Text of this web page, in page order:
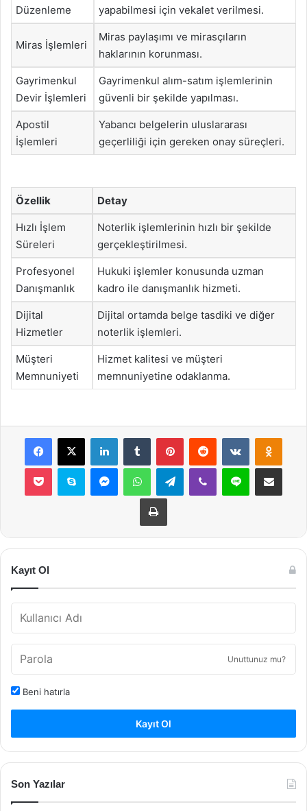
Düzenleme
yapabilmesi için vekalet verilmesi.
Miras İşlemleri
Miras paylaşımı ve mirasçıların
haklarının korunması.
Gayrimenkul
Devir İşlemleri
Gayrimenkul alım-satım işlemlerinin
güvenli bir şekilde yapılması.
Apostil
İşlemleri
Yabancı belgelerin uluslararası
geçerliliği için gereken onay süreçleri.
Özellik Detay
Hızlı İşlem
Süreleri
Noterlik işlemlerinin hızlı bir şekilde
gerçekleştirilmesi.
Profesyonel
Danışmanlık
Hukuki işlemler konusunda uzman
kadro ile danışmanlık hizmeti.
Dijital
Hizmetler
Dijital ortamda belge tasdiki ve diğer
noterlik işlemleri.
Müşteri
Memnuniyeti
Hizmet kalitesi ve müşteri
memnuniyetine odaklanma.
Facebook
X LinkedInTumblr PinterestReddit VKontakte
Pocket Skype MessengerWhatsAppTelegramViber Line E-Posta ile
Yazdır
Kayıt Ol
Unuttunuz mu?
Beni hatırla
Kayıt Ol
Son Yazılar